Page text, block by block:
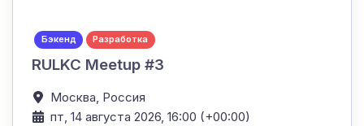
Бэкенд Разработка
RULKC Meetup #3
Москва, Россия
пт, 14 августа 2026, 16:00 (+00:00)